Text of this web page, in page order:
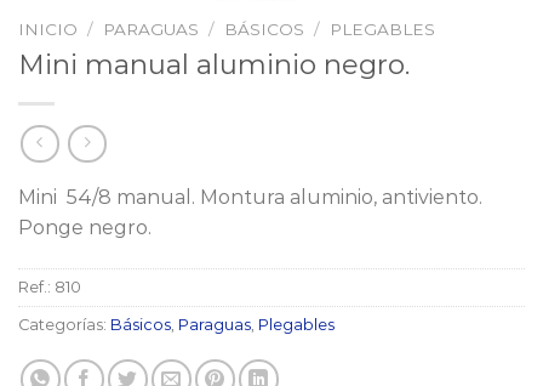
INICIO / PARAGUAS / BÁSICOS / PLEGABLES
Mini manual aluminio negro.
Mini 54/8 manual. Montura aluminio, antiviento.
Ponge negro.
Ref.: 810
Categorías: Básicos, Paraguas, Plegables